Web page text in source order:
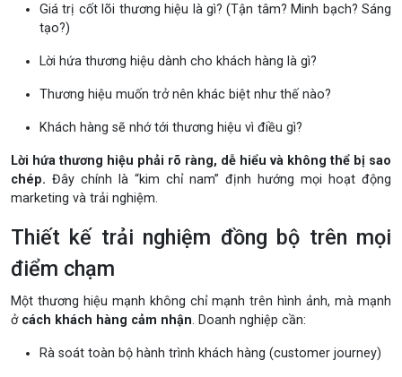
Giá trị cốt lõi thương hiệu là gì? (Tận tâm? Minh bạch? Sáng
tạo?)
Lời hứa thương hiệu dành cho khách hàng là gì?
Thương hiệu muốn trở nên khác biệt như thế nào?
Khách hàng sẽ nhớ tới thương hiệu vì điều gì?
Lời hứa thương hiệu phải rõ ràng, dễ hiểu và không thể bị sao
chép. Đây chính là “kim chỉ nam” định hướng mọi hoạt động
marketing và trải nghiệm.
Thiết kế trải nghiệm đồng bộ trên mọi
điểm chạm
Một thương hiệu mạnh không chỉ mạnh trên hình ảnh, mà mạnh
ở cách khách hàng cảm nhận. Doanh nghiệp cần:
Rà soát toàn bộ hành trình khách hàng (customer journey)